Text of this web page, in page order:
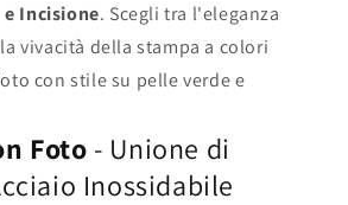
Incisione. Scegli tra l'eleganza
vivacità della stampa a colori
con stile su pelle verde e
Foto - Unione di
Inossidabile